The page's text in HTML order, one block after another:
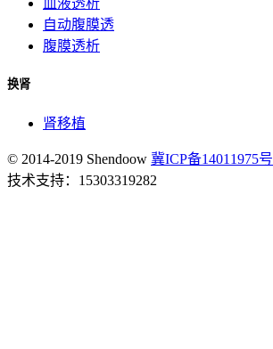
自动腹膜透
腹膜透析
换肾
肾移植
© 2014-2019 Shendoow 冀ICP备14011975号
技术支持：15303319282